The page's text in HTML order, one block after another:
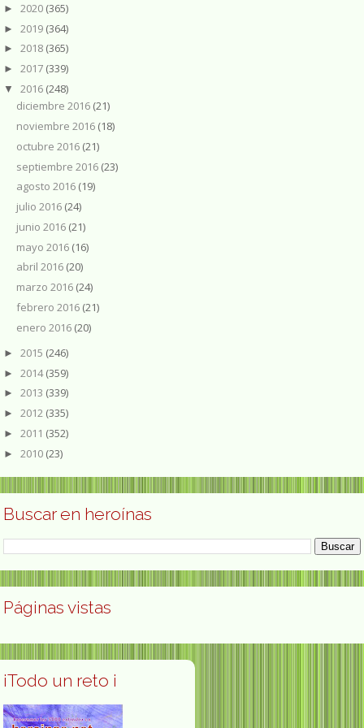
► 2020 (365)
► 2019 (364)
► 2018 (365)
► 2017 (339)
▼ 2016 (248)
diciembre 2016 (21)
noviembre 2016 (18)
octubre 2016 (21)
septiembre 2016 (23)
agosto 2016 (19)
julio 2016 (24)
junio 2016 (21)
mayo 2016 (16)
abril 2016 (20)
marzo 2016 (24)
febrero 2016 (21)
enero 2016 (20)
► 2015 (246)
► 2014(359)
► 2013 (339)
► 2012 (335)
► 2011 (352)
► 2010 (23)
Buscar en heroínas
Páginas vistas
¡Todo un reto ¡